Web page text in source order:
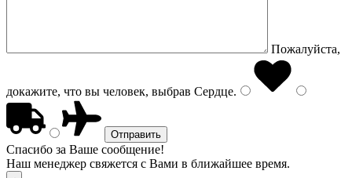
Пожалуйста,
докажите, что вы человек, выбрав Сердце.
Спасибо за Ваше сообщение!
Наш менеджер свяжется с Вами в ближайшее время.